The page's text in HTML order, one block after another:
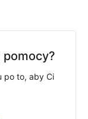
po to, aby Ci